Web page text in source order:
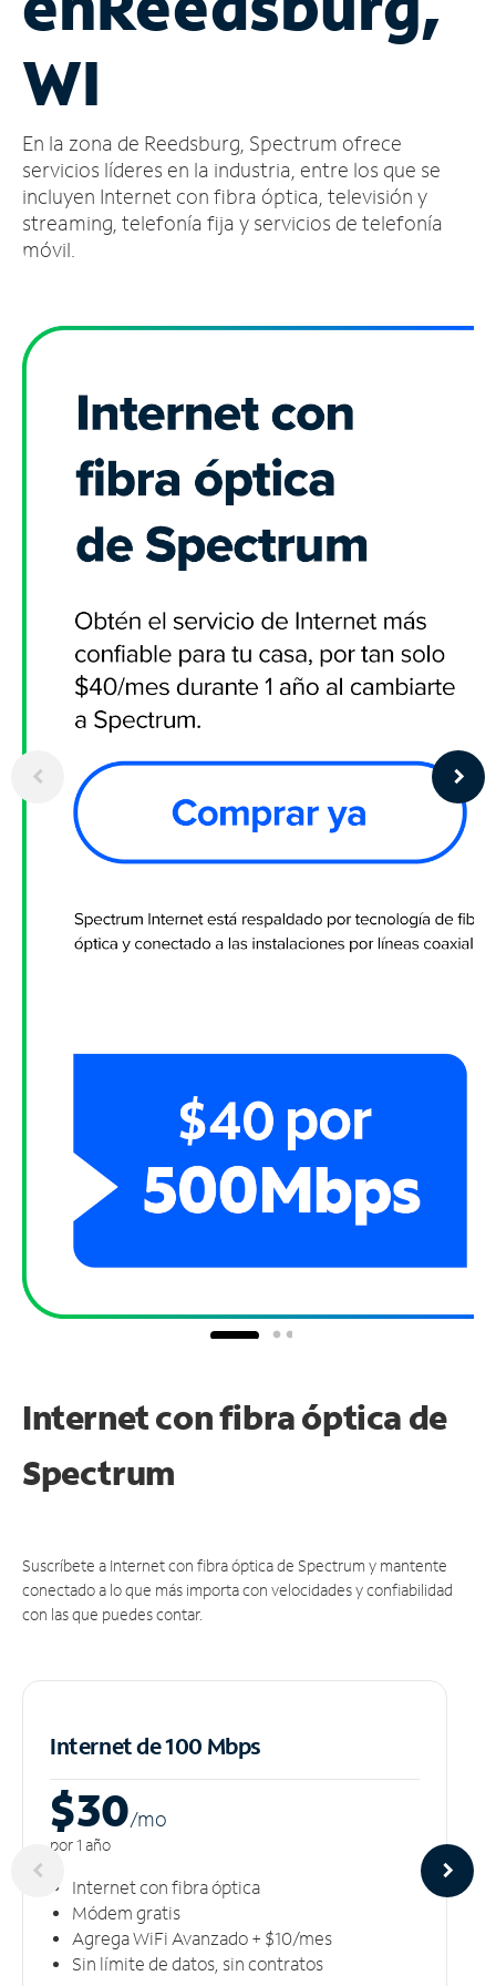
cuenta
Encuentra
tienda
WI
En la zona de Reedsburg, Spectrum ofrece
servicios líderes en la industria, entre los que se
incluyen Internet con fibra óptica, televisión y
streaming, telefonía fija y servicios de telefonía
móvil.
Internet con fibra óptica de
Spectrum
Suscríbete a Internet con fibra óptica de Spectrum y mantente
conectado a lo que más importa con velocidades y confiabilidad
con las que puedes contar.
Internet de 100 Mbps
$30/mo
por 1 año
Internet con fibra óptica
Módem gratis
Agrega WiFi Avanzado + $10/mes
Sin límite de datos, sin contratos